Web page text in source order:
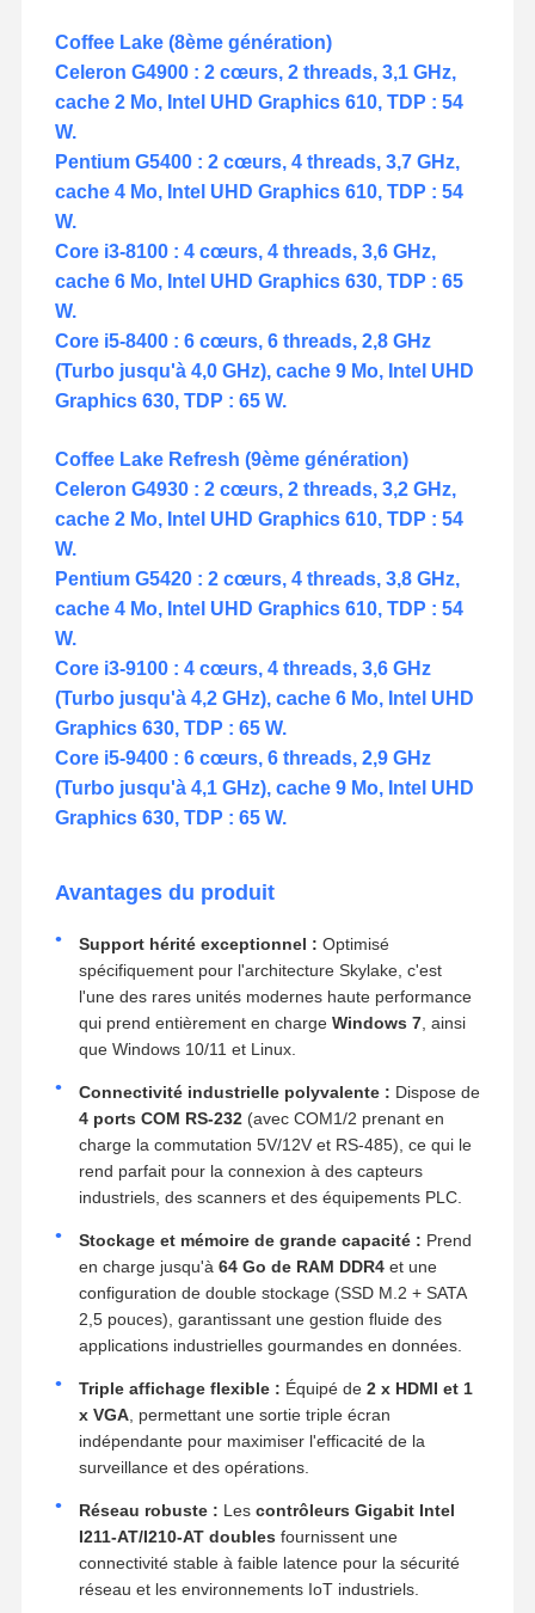
Coffee Lake (8ème génération)
Celeron G4900 : 2 cœurs, 2 threads, 3,1 GHz,
cache 2 Mo, Intel UHD Graphics 610, TDP : 54
W.
Pentium G5400 : 2 cœurs, 4 threads, 3,7 GHz,
cache 4 Mo, Intel UHD Graphics 610, TDP : 54
W.
Core i3-8100 : 4 cœurs, 4 threads, 3,6 GHz,
cache 6 Mo, Intel UHD Graphics 630, TDP : 65
W.
Core i5-8400 : 6 cœurs, 6 threads, 2,8 GHz
(Turbo jusqu'à 4,0 GHz), cache 9 Mo, Intel UHD
Graphics 630, TDP : 65 W.
Coffee Lake Refresh (9ème génération)
Celeron G4930 : 2 cœurs, 2 threads, 3,2 GHz,
cache 2 Mo, Intel UHD Graphics 610, TDP : 54
W.
Pentium G5420 : 2 cœurs, 4 threads, 3,8 GHz,
cache 4 Mo, Intel UHD Graphics 610, TDP : 54
W.
Core i3-9100 : 4 cœurs, 4 threads, 3,6 GHz
(Turbo jusqu'à 4,2 GHz), cache 6 Mo, Intel UHD
Graphics 630, TDP : 65 W.
Core i5-9400 : 6 cœurs, 6 threads, 2,9 GHz
(Turbo jusqu'à 4,1 GHz), cache 9 Mo, Intel UHD
Graphics 630, TDP : 65 W.
Avantages du produit
Support hérité exceptionnel : Optimisé
spécifiquement pour l'architecture Skylake, c'est
l'une des rares unités modernes haute performance
qui prend entièrement en charge Windows 7, ainsi
que Windows 10/11 et Linux.
Connectivité industrielle polyvalente : Dispose de
4 ports COM RS-232(avec COM1/2 prenant en
charge la commutation 5V/12V et RS-485), ce qui le
rend parfait pour la connexion à des capteurs
industriels, des scanners et des équipements PLC.
Stockage et mémoire de grande capacité : Prend
en charge jusqu'à 64 Go de RAM DDR4et une
configuration de double stockage (SSD M.2 + SATA
2,5 pouces), garantissant une gestion fluide des
applications industrielles gourmandes en données.
Triple affichage flexible : Équipé de 2 x HDMI et 1
x VGA, permettant une sortie triple écran
indépendante pour maximiser l'efficacité de la
surveillance et des opérations.
Réseau robuste : Les contrôleurs Gigabit Intel
I211-AT/I210-AT doubles fournissent une
connectivité stable à faible latence pour la sécurité
réseau et les environnements IoT industriels.